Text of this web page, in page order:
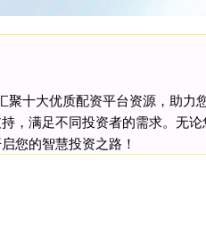
聚十大优质配资平台资源，助力
，满足不同投资者的需求。无
您的智慧投资之路！